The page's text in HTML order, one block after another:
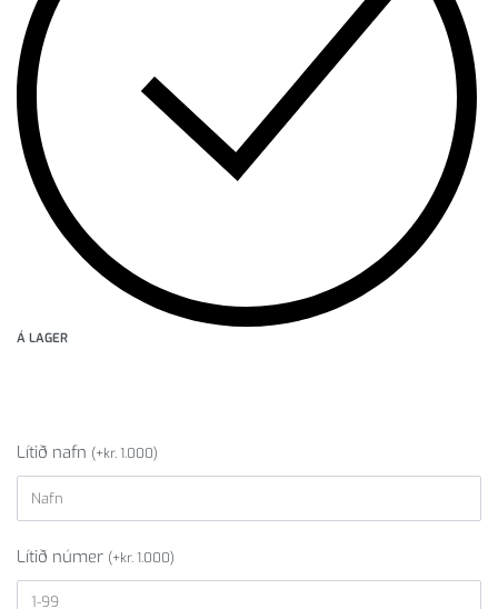
Á LAGER
Lítið nafn (+kr.1.000)
Lítið númer (+kr.1.000)